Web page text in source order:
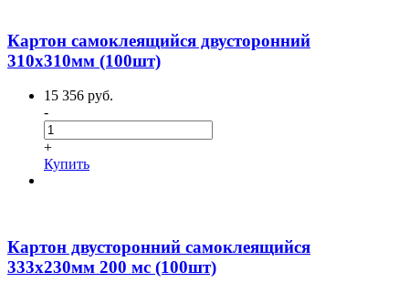
Картон самоклеящийся двусторонний
310х310мм (100шт)
15 356 руб.
-
+
Купить
Картон двусторонний самоклеящийся
333х230мм 200 мс (100шт)